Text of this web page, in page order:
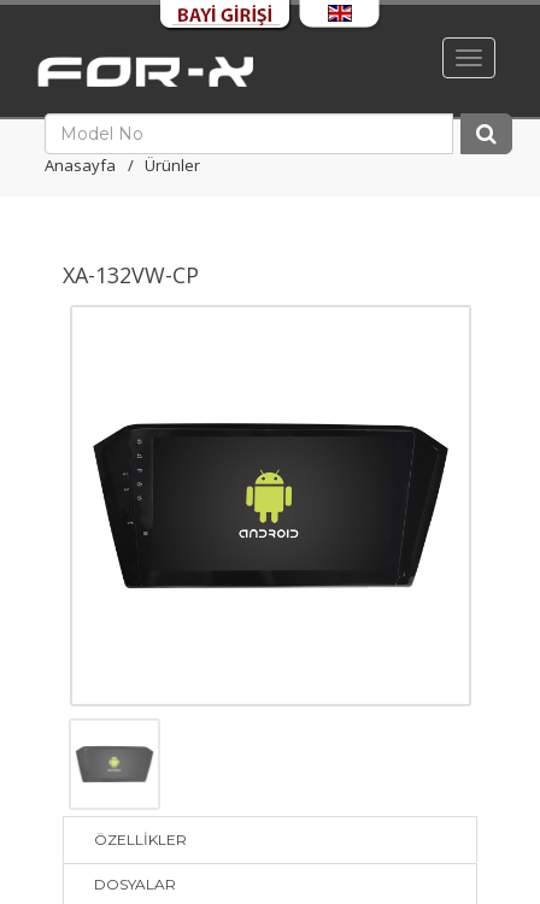
Toggle
Anasayfa Ürünler
XA-132VW-CP
ÖZELLİKLER
DOSYALAR